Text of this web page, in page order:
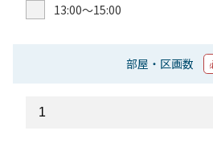
13:00〜15:00
部屋・区画数